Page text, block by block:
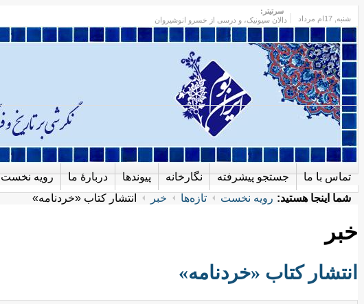
شنبه
سرتیتر:
دالان سیونیک، و درسی از خسرو انوشیروان
رویه نخست دربارهٔ ما پیوندها نگارخانه جستجو پیشرفته تماس با ما
شما اینجا هستید: رویه نخست تازه‌ها خبر انتشار کتاب «خردنامه»
خبر
انتشار کتاب «خردنامه»